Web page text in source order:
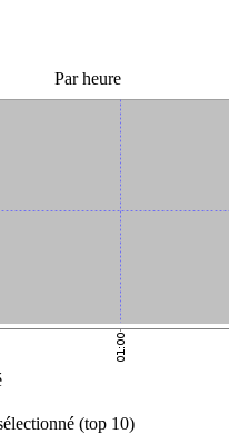
Par heure
(top 10)